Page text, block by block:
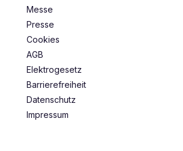
Messe
Presse
Cookies
AGB
Elektrogesetz
Barrierefreiheit
Datenschutz
Impressum